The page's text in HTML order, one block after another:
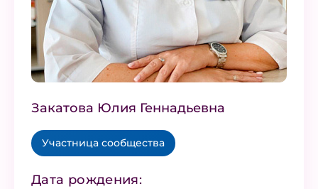
Закатова Юлия Геннадьевна
Участница сообщества
Дата рождения: